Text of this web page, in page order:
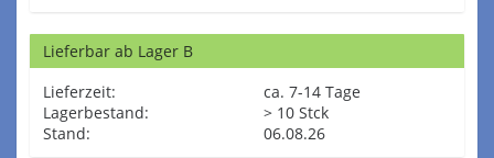
Lieferbar ab Lager B
Lieferzeit:
ca. 7-14 Tage
Lagerbestand:
> 10 Stck
Stand:
06.08.26